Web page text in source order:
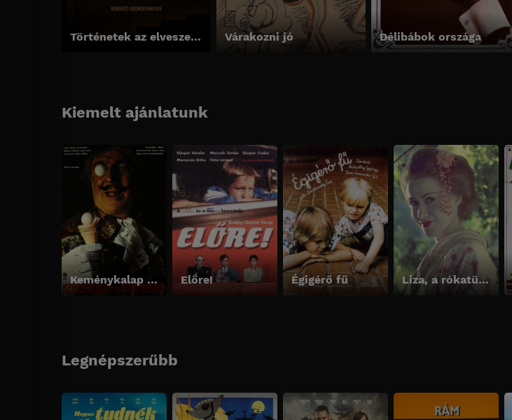
Történetek az elveszett birodalomból Várakozni jó Délibábok országa
Kiemelt ajánlatunk
Keménykalap és krumpliorr Előre! Égigérő fű Liza, a rókatündér
Legnépszerűbb